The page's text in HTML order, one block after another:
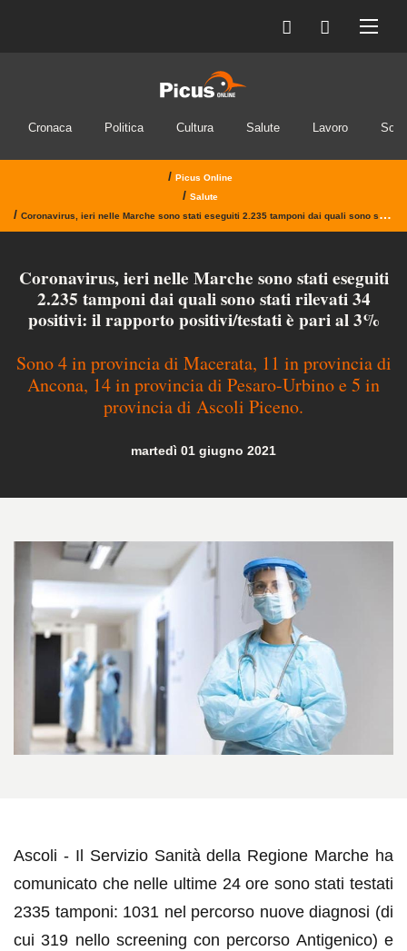
Cronaca Politica Cultura Salute Lavoro
/ Picus Online
/ Salute
/ Coronavirus, ieri nelle Marche sono stati eseguiti 2.235 tamponi dai quali sono stati rilevati 34 positivi: il rapporto positivi/testati è pari al 3%
Coronavirus, ieri nelle Marche sono stati eseguiti
2.235 tamponi dai quali sono stati rilevati 34
positivi: il rapporto positivi/testati è pari al 3%
Sono 4 in provincia di Macerata, 11 in provincia di
Ancona, 14 in provincia di Pesaro-Urbino e 5 in
provincia di Ascoli Piceno.
martedì 01 giugno 2021
Ascoli - Il Servizio Sanità della Regione Marche ha
comunicato che nelle ultime 24 ore sono stati testati
2335 tamponi: 1031 nel percorso nuove diagnosi (di
cui 319 nello screening con percorso Antigenico) e